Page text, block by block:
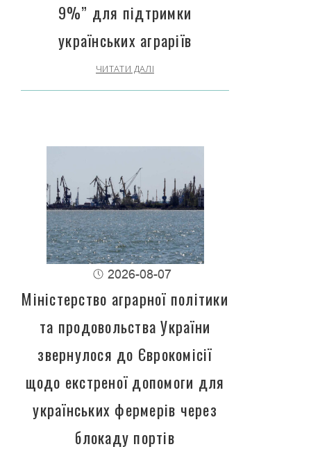
9%” для підтримки
українських аграріїв
ЧИТАТИ ДАЛІ
2026-08-07
Міністерство аграрної політики
та продовольства України
звернулося до Єврокомісії
щодо екстреної допомоги для
українських фермерів через
блокаду портів